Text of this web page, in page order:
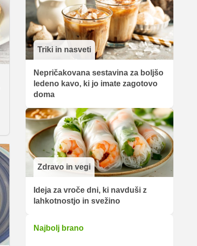
Triki in nasveti
Nepričakovana sestavina za boljšo
ledeno kavo, ki jo imate zagotovo
doma
Zdravo in vegi
Ideja za vroče dni, ki navduši z
lahkotnostjo in svežino
Najbolj brano